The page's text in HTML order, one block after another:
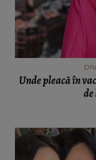
Unde pleacă în